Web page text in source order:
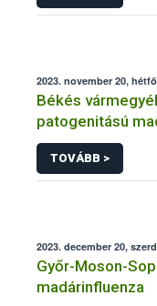
2023. november 20, hétfő
Békés
patogenitású
TOVÁBB >
2023. december 20,
Győr-Moson-
madárinfluenza